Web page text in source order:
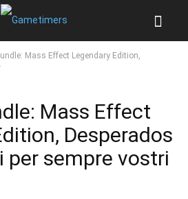
Mass Effect Legendary Edition,
Mass Effect
Desperados
per sempre vostri